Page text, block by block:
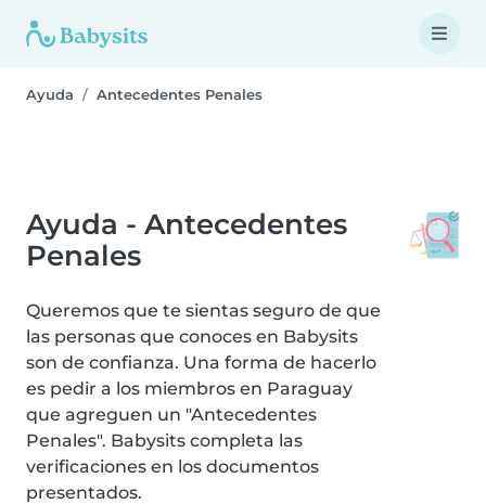
Ayuda Antecedentes Penales
Ayuda - Antecedentes
Penales
Queremos que te sientas seguro de que
las personas que conoces en Babysits
son de confianza. Una forma de hacerlo
es pedir a los miembros en Paraguay
que agreguen un "Antecedentes
Penales". Babysits completa las
verificaciones en los documentos
presentados.